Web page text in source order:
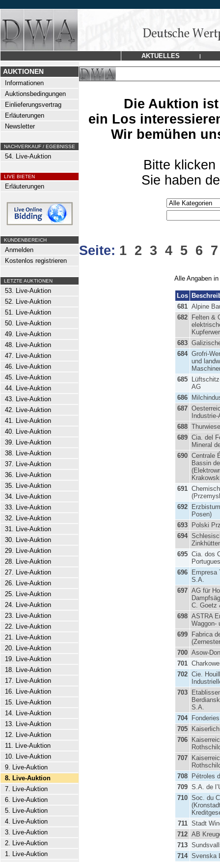
AKTUELLES |
AUKTIONEN
Informationen
Auktionsbedingungen
Einlieferungsvertrag
Erläuterungen
Newsletter
NACHVERKAUF / EGEBNISSE
54. Live-Auktion
LIVE BIETEN
Erläuterungen
KUNDENBEREICH
Anmelden
Kostenlos registrieren
LETZTE AUKTIONEN
53. Live-Auktion
52. Live-Auktion
51. Live-Auktion
50. Live-Auktion
49. Live-Auktion
48. Live-Auktion
47. Live-Auktion
46. Live-Auktion
45. Live-Auktion
44. Live-Auktion
43. Live-Auktion
42. Live-Auktion
41. Live-Auktion
40. Live-Auktion
39. Live-Auktion
38. Live-Auktion
37. Live-Auktion
36. Live-Auktion
35. Live-Auktion
34. Live-Auktion
33. Live-Auktion
32. Live-Auktion
31. Live-Auktion
30. Live-Auktion
29. Live-Auktion
28. Live-Auktion
27. Live-Auktion
26. Live-Auktion
25. Live-Auktion
24. Live-Auktion
23. Live-Auktion
22. Live-Auktion
21. Live-Auktion
20. Live-Auktion
19. Live-Auktion
18. Live-Auktion
17. Live-Auktion
16. Live-Auktion
15. Live-Auktion
14. Live-Auktion
13. Live-Auktion
12. Live-Auktion
11. Live-Auktion
10. Live-Auktion
9. Live-Auktion
8. Live-Auktion
7. Live-Auktion
6. Live-Auktion
5. Live-Auktion
4. Live-Auktion
3. Live-Auktion
2. Live-Auktion
1. Live-Auktion
Die Auktion
ein Los
Wir bemühen
Bitte
Sie haben
Seite: 1 2 3 4 5 6 7
Alle Angaben in
Los
681 Alpine
682
Felten &
683
684 Grofri-
und
685
AG
686
687
Industrie-
688
689 Cia. del
Mineral
690 Centrale
Bassin
691
692
Posen)
693
Polski
694
695 Cia. dos
696
Empresa
S.A.
697 AG für
C. Goetz
698 ASTRA
Waggon-
699
Fabrica
700 Asow-
701
702 Cie.
703
S.A.
704
705
706
707
708
Pétroles
709 S.A. de
710 Soc. du
711 Stadt
712 AB
713
714 Svenska